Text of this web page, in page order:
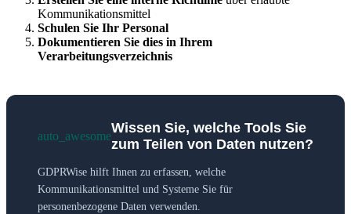
Kommunikationsmittel
Schulen Sie Ihr Personal
Dokumentieren Sie dies in Ihrem
Verarbeitungsverzeichnis
auto_awesome
Wissen Sie, welche Tools Sie
zum Teilen von Daten nutzen?
GDPRWise hilft Ihnen zu erfassen, welche
Kommunikationsmittel und Systeme Sie für
personenbezogene Daten verwenden.